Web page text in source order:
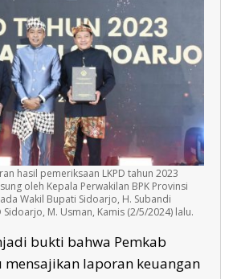
hasil pemeriksaan LKPD tahun 2023
oleh Kepala Perwakilan BPK Provinsi
Wakil Bupati Sidoarjo, H. Subandi
M. Usman, Kamis (2/5/2024) lalu.
bukti bahwa Pemkab
laporan keuangan